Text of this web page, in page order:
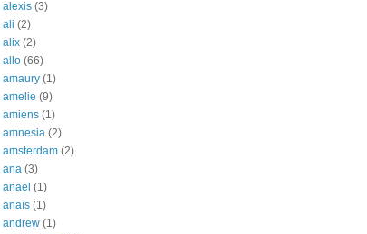
alexis (3)
ali (2)
alix (2)
allo (66)
amaury (1)
amelie (9)
amiens (1)
amnesia (2)
amsterdam (2)
ana (3)
anael (1)
anaïs (1)
andrew (1)